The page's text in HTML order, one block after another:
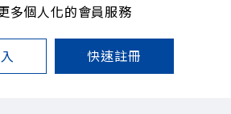
多個人化的會員服務
快速註冊